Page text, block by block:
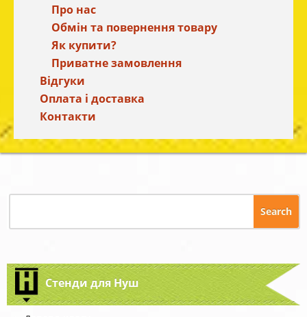
Про нас
Обмін та повернення товару
Як купити?
Приватне замовлення
Відгуки
Оплата і доставка
Контакти
Стенди для Нуш